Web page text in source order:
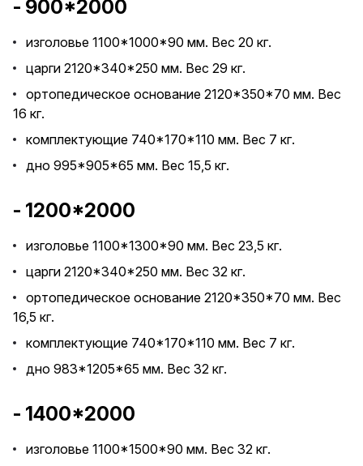
- 900*2000
изголовье 1100*1000*90 мм. Вес 20 кг.
царги 2120*340*250 мм. Вес 29 кг.
ортопедическое основание 2120*350*70 мм. Вес
16 кг.
комплектующие 740*170*110 мм. Вес 7 кг.
дно 995*905*65 мм. Вес 15,5 кг.
- 1200*2000
изголовье 1100*1300*90 мм. Вес 23,5 кг.
царги 2120*340*250 мм. Вес 32 кг.
ортопедическое основание 2120*350*70 мм. Вес
16,5 кг.
комплектующие 740*170*110 мм. Вес 7 кг.
дно 983*1205*65 мм. Вес 32 кг.
- 1400*2000
изголовье 1100*1500*90 мм. Вес 32 кг.